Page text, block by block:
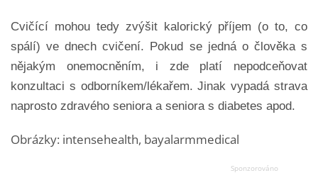
Cvičící mohou tedy zvýšit kalorický příjem (o to, co
spálí) ve dnech cvičení. Pokud se jedná o člověka s
nějakým onemocněním, i zde platí nepodceňovat
konzultaci s odborníkem/lékařem. Jinak vypadá strava
naprosto zdravého seniora a seniora s diabetes apod.
Obrázky: intensehealth, bayalarmmedical